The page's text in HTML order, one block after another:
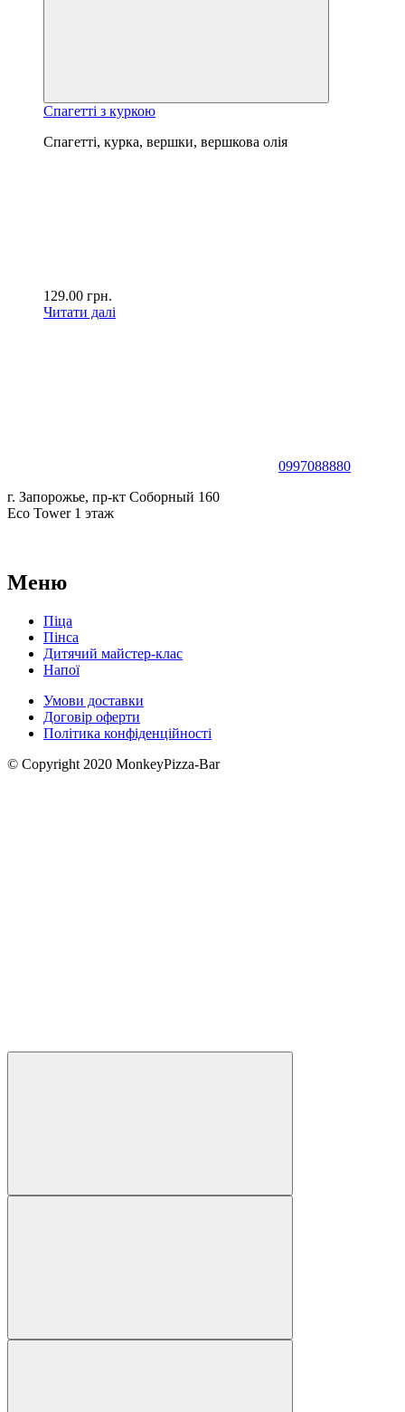
Спагетті з куркою
Спагетті, курка, вершки, вершкова олія
129.00 грн.
Читати далі
0997088880
г. Запорожье, пр-кт Соборный 160
Eco Tower 1 этаж
Меню
Піца
Пінса
Дитячий майстер-клас
Напої
Умови доставки
Договір оферти
Політика конфіденційності
© Copyright 2020 MonkeyPizza-Bar